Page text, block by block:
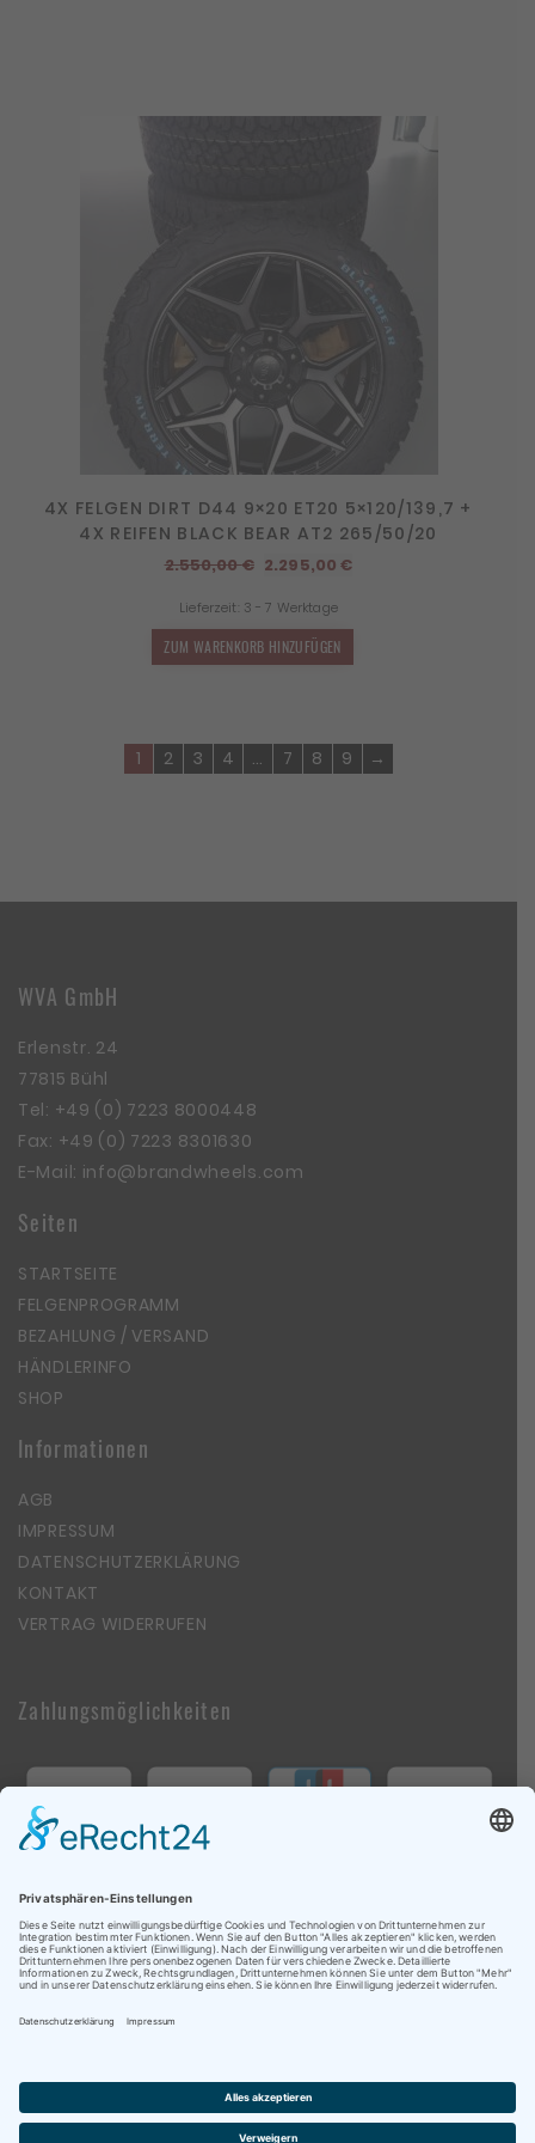
4X FELGEN DIRT D44 9×20 ET20 5×120/139,7 +
4X REIFEN BLACK BEAR AT2 265/50/20
2.550,00€ Ursprünglicher
war:
2.550,00 €
2.295,00€Aktueller
Lieferzeit: 3 - 7 Werktage
ZUM WARENKORB HINZUFÜGEN
1 2 3 4 … 7 8 9 →
WVA GmbH
Erlenstr. 24
77815 Bühl
Tel: +49 (0) 7223 8000448
Fax: +49 (0) 7223 8301630
E-Mail: info@brandwheels.com
Seiten
STARTSEITE
FELGENPROGRAMM
BEZAHLUNG / VERSAND
HÄNDLERINFO
SHOP
Informationen
AGB
IMPRESSUM
DATENSCHUTZERKLÄRUNG
KONTAKT
VERTRAG WIDERRUFEN
Zahlungsmöglichkeiten